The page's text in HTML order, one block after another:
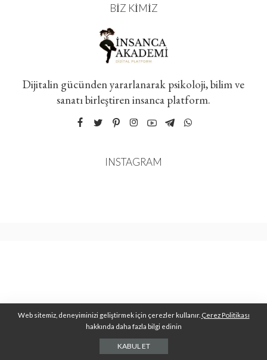
BIZ KIMIZ
Dijitalin gücünden yararlanarak psikoloji, bilim ve
sanatı birleştiren insanca platform.
INSTAGRAM
Web sitemiz, deneyiminizi geliştirmek için çerezler kullanır. Çerez Politikası
hakkında daha fazla bilgi edinin
KABUL ET